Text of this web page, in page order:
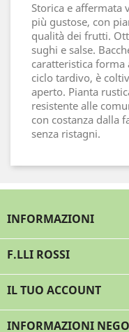
Storica e affermata
più gustose, con
qualità dei frutti.
sughi e salse.
caratteristica forma
ciclo tardivo, è
aperto. Pianta
resistente alle
con costanza dalla
senza ristagni.
INFORMAZIONI
F.LLI ROSSI
IL TUO ACCOUNT
INFORMAZIONI